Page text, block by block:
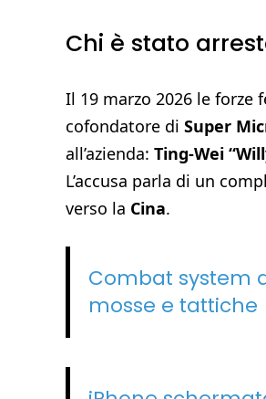
Chi è stato
Il 19 marzo 2026 le forze
cofondatore di Super
all’azienda: Ting-Wei
L’accusa parla di un
verso la Cina.
Combat system
mosse e tattiche